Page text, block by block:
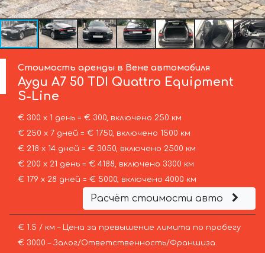
Стоимость аренды в Вене автомобиля
Ауди A7 50 TDI Quattro Equipment
S-Line
€ 300 х 1 день = € 300, включено 250 км
€ 250 х 7 дней = € 1750, включено 1500 км
€ 218 х 14 дней = € 3050, включено 2500 км
€ 200 х 21 день = € 4188, включено 3300 км
€ 179 х 28 дней = € 5000, включено 4000 км
Расчёт стоимости авто
€ 1.5 / км – Цена за превышение лимита по пробегу
€ 3000 – Залог/Ответственность/Франшиза.